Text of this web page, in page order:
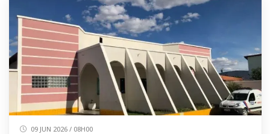
09 JUN 2026 / 08H00